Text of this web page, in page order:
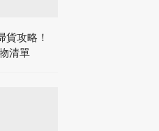
貨攻略！
清單